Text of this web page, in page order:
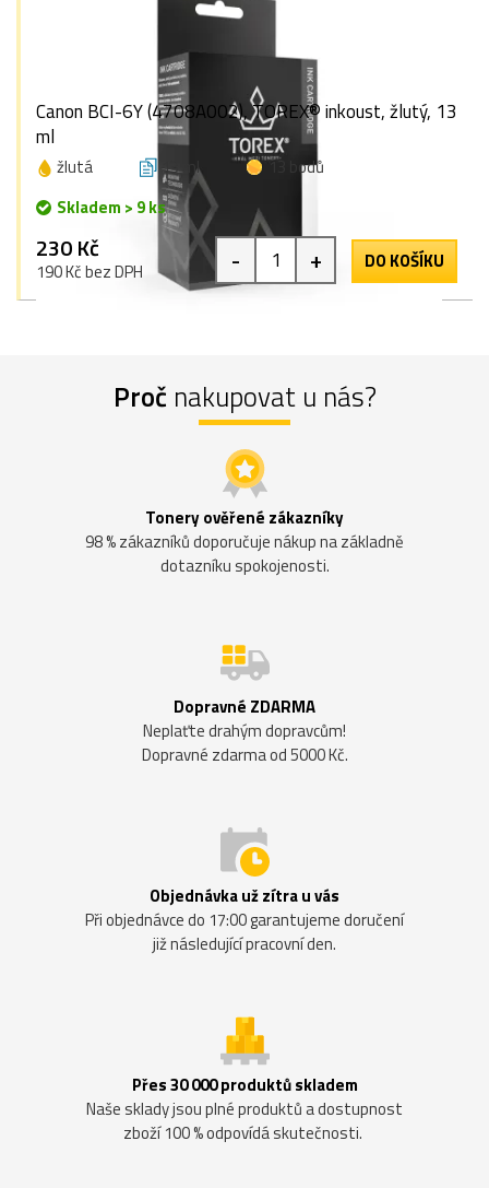
Canon BCI-6Y (4708A002), TOREX® inkoust, žlutý, 13
ml
žlutá 13 ml
13 bodů
Skladem > 9 ks
230 Kč
190 Kč bez DPH - + DO KOŠÍKU
Proč nakupovat u nás?
Tonery ověřené zákazníky
98 % zákazníků doporučuje nákup na základně
dotazníku spokojenosti.
Dopravné ZDARMA
Neplaťte drahým dopravcům!
Dopravné zdarma od 5000 Kč.
Objednávka už zítra u vás
Při objednávce do 17:00 garantujeme doručení
již následující pracovní den.
Přes 30 000 produktů skladem
Naše sklady jsou plné produktů a dostupnost
zboží 100 % odpovídá skutečnosti.